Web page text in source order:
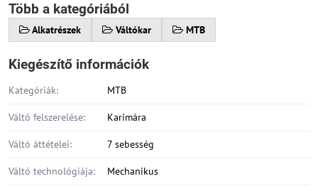
Több a kategóriából
Alkatrészek Váltókar MTB
Kiegészítő információk
Kategóriák: MTB
Váltó felszerelése: Karimára
Váltó áttételei: 7 sebesség
Váltó technológiája: Mechanikus